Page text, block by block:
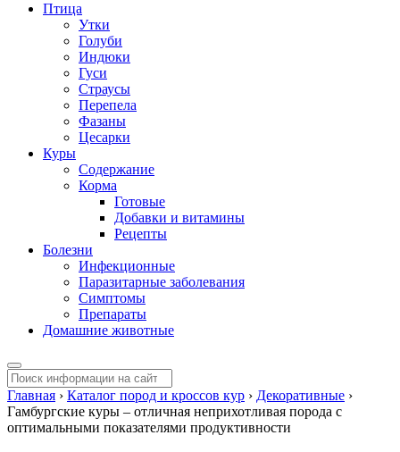
Птица
Утки
Голуби
Индюки
Гуси
Страусы
Перепела
Фазаны
Цесарки
Куры
Содержание
Корма
Готовые
Добавки и витамины
Рецепты
Болезни
Инфекционные
Паразитарные заболевания
Симптомы
Препараты
Домашние животные
Главная › Каталог пород и кроссов кур › Декоративные ›
Гамбургские куры – отличная неприхотливая порода с
оптимальными показателями продуктивности